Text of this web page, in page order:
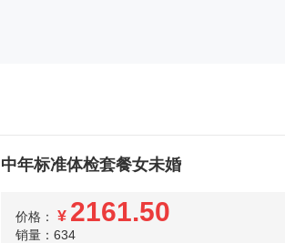
中年标准体检套餐女未婚
价格： ¥ 2161.50
销量：634